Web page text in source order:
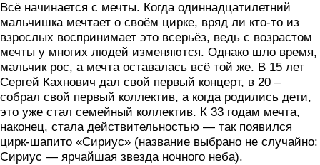
Всё начинается с мечты. Когда одиннадцатилетний
мальчишка мечтает о своём цирке, вряд ли кто-то из
взрослых воспринимает это всерьёз, ведь с возрастом
мечты у многих людей изменяются. Однако шло время,
мальчик рос, а мечта оставалась всё той же. В 15 лет
Сергей Кахнович дал свой первый концерт, в 20 –
собрал свой первый коллектив, а когда родились дети,
это уже стал семейный коллектив. К 33 годам мечта,
наконец, стала действительностью — так появился
цирк-шапито «Сириус» (название выбрано не случайно:
Сириус — ярчайшая звезда ночного неба).